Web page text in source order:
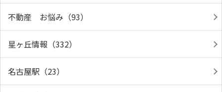
不動産 お悩み（93）
星ヶ丘情報（332）
名古屋駅（23）